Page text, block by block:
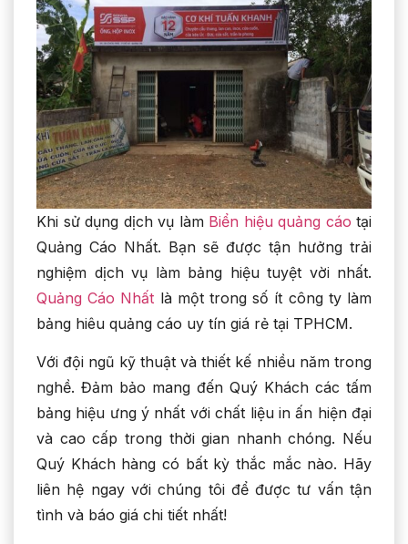
Khi sử dụng dịch vụ làm Biển hiệu quảng cáo tại
Quảng Cáo Nhất. Bạn sẽ được tận hưởng trải
nghiệm dịch vụ làm bảng hiệu tuyệt vời nhất.
Quảng Cáo Nhất là một trong số ít công ty làm
bảng hiêu quảng cáo uy tín giá rẻ tại TPHCM.
Với đội ngũ kỹ thuật và thiết kế nhiều năm trong
nghề. Đảm bảo mang đến Quý Khách các tấm
bảng hiệu ưng ý nhất với chất liệu in ấn hiện đại
và cao cấp trong thời gian nhanh chóng. Nếu
Quý Khách hàng có bất kỳ thắc mắc nào. Hãy
liên hệ ngay với chúng tôi để được tư vấn tận
tình và báo giá chi tiết nhất!